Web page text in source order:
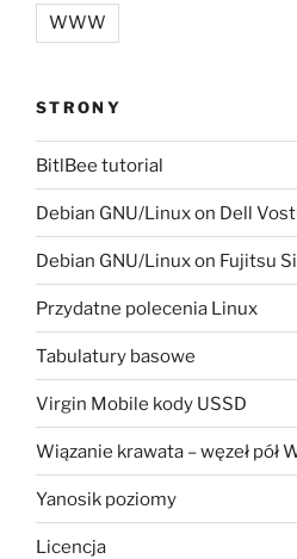
WWW
STRONY
BitlBee tutorial
Debian GNU/Linux on Dell
Debian GNU/Linux on Fujitsu
Przydatne polecenia Linux
Tabulatury basowe
Virgin Mobile kody USSD
Wiązanie krawata – węzeł pół
Yanosik poziomy
Licencja